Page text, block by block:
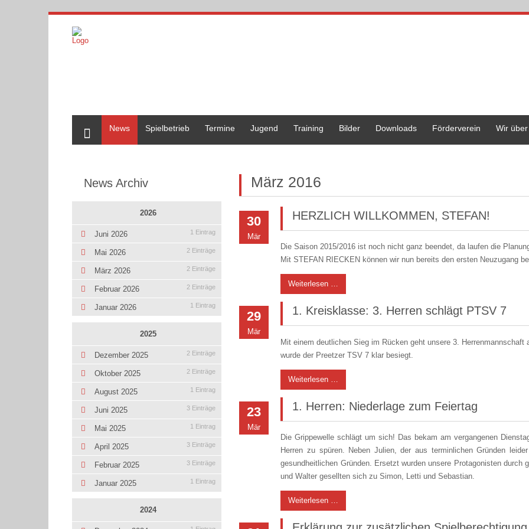
News
Spielbetrieb Termine Jugend Training Bilder Downloads Förderverein Wir
März 2016
30
Mär
HERZLICH WILLKOMMEN, STEFAN!
Die Saison 2015/2016 ist noch nicht ganz beendet, da laufen die
Mit STEFAN RIECKEN können wir nun bereits den ersten Neuzugang
Weiterlesen …
29
Mär
1. Kreisklasse: 3. Herren schlägt PTSV 7
Mit einem deutlichen Sieg im Rücken geht unsere 3.
wurde der Preetzer TSV 7 klar besiegt.
Weiterlesen …
23
Mär
1. Herren: Niederlage zum Feiertag
Die Grippewelle schlägt um sich! Das bekam am vergangenen
Herren zu spüren. Neben Julien, der aus terminlichen Gründen
gesundheitlichen Gründen. Ersetzt wurden unsere Protagonisten
und Walter gesellten sich zu Simon, Letti und Sebastian.
Weiterlesen …
News Archiv
2026
Juni 2026 1 Eintrag
Mai 2026 2 Einträge
März 2026 2 Einträge
Februar 2026 2 Einträge
Januar 2026 1 Eintrag
2025
Dezember 2025 2 Einträge
Oktober 2025 2 Einträge
August 2025 1 Eintrag
Juni 2025 3 Einträge
Mai 2025 1 Eintrag
April 2025 3 Einträge
Februar 2025 3 Einträge
Januar 2025 1 Eintrag
2024